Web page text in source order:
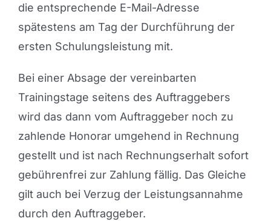
die entsprechende E-Mail-Adresse
spätestens am Tag der Durchführung der
ersten Schulungsleistung mit.
Bei einer Absage der vereinbarten
Trainingstage seitens des Auftraggebers
wird das dann vom Auftraggeber noch zu
zahlende Honorar umgehend in Rechnung
gestellt und ist nach Rechnungserhalt sofort
gebührenfrei zur Zahlung fällig. Das Gleiche
gilt auch bei Verzug der Leistungsannahme
durch den Auftraggeber.